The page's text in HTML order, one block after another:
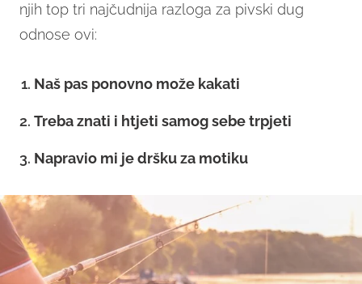
njih top tri najčudnija razloga za pivski dug
odnose ovi:
Naš pas ponovno može kakati
Treba znati i htjeti samog sebe trpjeti
Napravio mi je dršku za motiku